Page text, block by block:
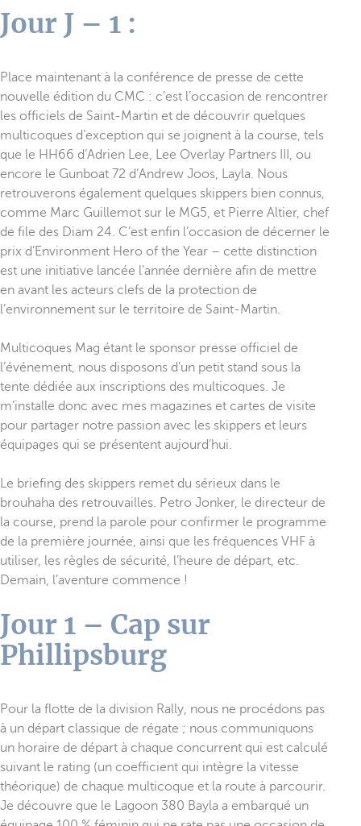
Jour J – 1 :
Place maintenant à la conférence de presse de cette
nouvelle édition du CMC : c’est l’occasion de rencontrer
les officiels de Saint-Martin et de découvrir quelques
multicoques d’exception qui se joignent à la course, tels
que le HH66 d’Adrien Lee, Lee Overlay Partners III, ou
encore le Gunboat 72 d’Andrew Joos, Layla. Nous
retrouverons également quelques skippers bien connus,
comme Marc Guillemot sur le MG5, et Pierre Altier, chef
de file des Diam 24. C’est enfin l’occasion de décerner le
prix d’Environment Hero of the Year – cette distinction
est une initiative lancée l’année dernière afin de mettre
en avant les acteurs clefs de la protection de
l’environnement sur le territoire de Saint-Martin.
Multicoques Mag étant le sponsor presse officiel de
l’événement, nous disposons d’un petit stand sous la
tente dédiée aux inscriptions des multicoques. Je
m’installe donc avec mes magazines et cartes de visite
pour partager notre passion avec les skippers et leurs
équipages qui se présentent aujourd’hui.
Le briefing des skippers remet du sérieux dans le
brouhaha des retrouvailles. Petro Jonker, le directeur de
la course, prend la parole pour confirmer le programme
de la première journée, ainsi que les fréquences VHF à
utiliser, les règles de sécurité, l’heure de départ, etc.
Demain, l’aventure commence !
Jour 1 – Cap sur
Phillipsburg
Pour la flotte de la division Rally, nous ne procédons pas
à un départ classique de régate ; nous communiquons
un horaire de départ à chaque concurrent qui est calculé
suivant le rating (un coefficient qui intègre la vitesse
théorique) de chaque multicoque et la route à parcourir.
Je découvre que le Lagoon 380 Bayla a embarqué un